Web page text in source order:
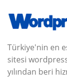
Türkiye'nin en
sitesi
yılından beri